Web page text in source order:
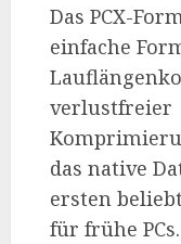
Das PCX-
einfache
verlustfreier
das native
ersten
für frühe